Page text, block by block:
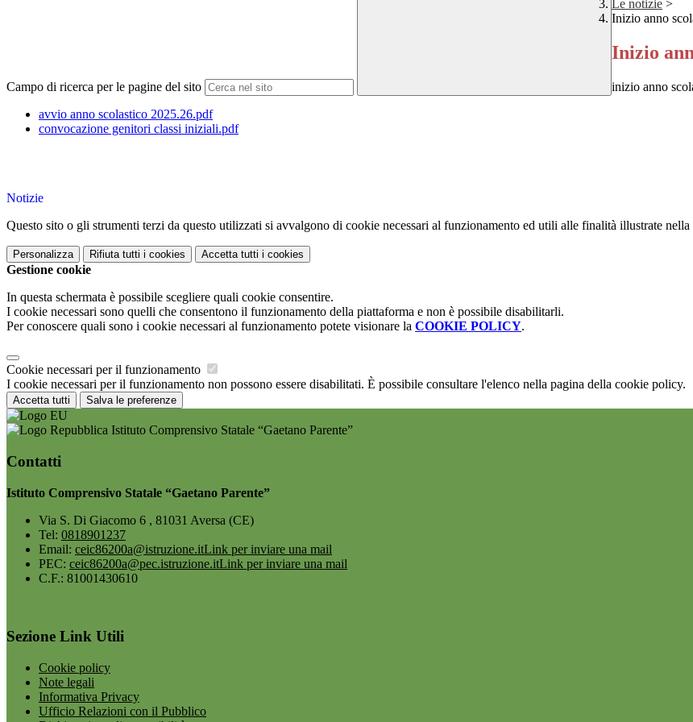
Campo di ricerca per le pagine del sito
Le notizie >
Inizio anno
Inizio
inizio anno
avvio anno scolastico 2025.26.pdf
convocazione genitori classi iniziali.pdf
Notizie
Questo sito o gli strumenti terzi da questo utilizzati si avvalgono di cookie necessari al funzionamento ed utili alle finalità illustrate nella
Personalizza Rifiuta tutti i cookies Accetta tutti i cookies
Gestione cookie
In questa schermata è possibile scegliere quali cookie consentire.
I cookie necessari sono quelli che consentono il funzionamento della piattaforma e non è possibile disabilitarli.
Per conoscere quali sono i cookie necessari al funzionamento potete visionare la COOKIE POLICY.
Cookie necessari per il funzionamento
I cookie necessari per il funzionamento non possono essere disabilitati. È possibile consultare l'elenco nella pagina della cookie policy.
Accetta tutti Salva le preferenze
Istituto Comprensivo Statale “Gaetano Parente”
Contatti
Istituto Comprensivo Statale “Gaetano Parente”
Via S. Di Giacomo 6 , 81031 Aversa (CE)
Tel: 0818901237
Email: ceic86200a@istruzione.itLink per inviare una mail
PEC: ceic86200a@pec.istruzione.itLink per inviare una mail
C.F.: 81001430610
Sezione Link Utili
Cookie policy
Note legali
Informativa Privacy
Ufficio Relazioni con il Pubblico